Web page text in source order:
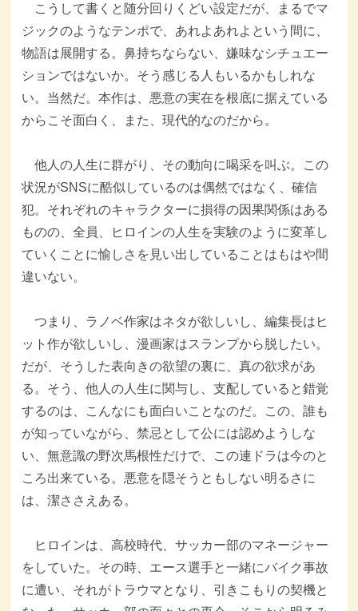
こうして書くと随分回りくどい設定だが、まるでマ
ジックのようなテンポで、あれよあれよという間に、
物語は展開する。鼻持ちならない、嫌味なシチュエー
ションではないか。そう感じる人もいるかもしれな
い。当然だ。本作は、悪意の実在を根底に据えている
からこそ面白く、また、現代的なのだから。
他人の人生に群がり、その動向に喝采を叫ぶ。この
状況がSNSに酷似しているのは偶然ではなく、確信
犯。それぞれのキャラクターに損得の因果関係はある
ものの、全員、ヒロインの人生を実験のように変革し
ていくことに愉しさを見い出していることはもはや間
違いない。
つまり、ラノベ作家はネタが欲しいし、編集長はヒ
ット作が欲しいし、漫画家はスランプから脱したい。
だが、そうした表向きの欲望の裏に、真の欲求があ
る。そう、他人の人生に関与し、支配していると錯覚
するのは、こんなにも面白いことなのだ。この、誰も
が知っていながら、禁忌として公には認めようしな
い、無意識の野次馬根性だけで、この連ドラは今のと
ころ出来ている。悪意を隠そうともしない明るさに
は、潔ささえある。
ヒロインは、高校時代、サッカー部のマネージャー
をしていた。その時、エース選手と一緒にバイク事故
に遭い、それがトラウマとなり、引きこもりの契機と